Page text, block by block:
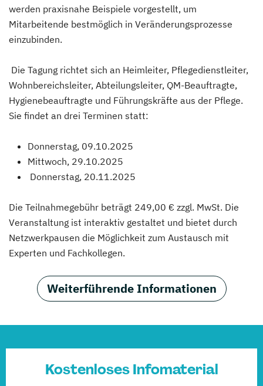
werden praxisnahe Beispiele vorgestellt, um
Mitarbeitende bestmöglich in Veränderungsprozesse
einzubinden.
​ Die Tagung richtet sich an Heimleiter, Pflegedienstleiter,
Wohnbereichsleiter, Abteilungsleiter, QM-Beauftragte,
Hygienebeauftragte und Führungskräfte aus der Pflege.
Sie findet an drei Terminen statt:
Donnerstag, 09.10.2025​
Mittwoch, 29.10.2025
​ Donnerstag, 20.11.2025
Die Teilnahmegebühr beträgt 249,00 € zzgl. MwSt. Die
Veranstaltung ist interaktiv gestaltet und bietet durch
Netzwerkpausen die Möglichkeit zum Austausch mit
Experten und Fachkollegen.
Weiterführende Informationen
Kostenloses Infomaterial